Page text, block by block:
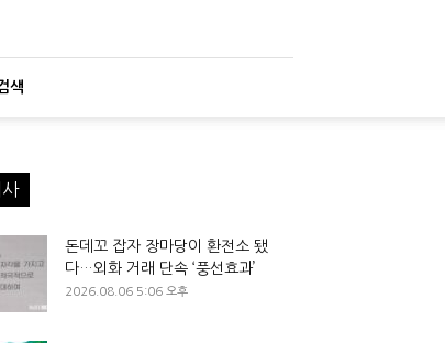
색
돈데꼬 잡자 장마당이 환전소 됐
다…외화 거래 단속 ‘풍선효과’
2026.08.06 5:06 오후